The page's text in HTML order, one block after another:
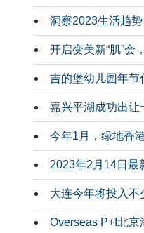
洞察2023生活趋
开启变美新“肌”会
吉的堡幼儿园年节
嘉兴平湖成功出让
今年1月，绿地香
2023年2月14日最
大连今年将投入不
Overseas P+I北京